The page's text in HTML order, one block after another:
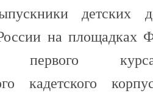
детских
на площадках
первого
кадетского